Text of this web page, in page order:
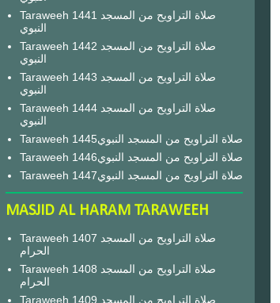
Taraweeh 1441 صلاة التراويح من المسجد
النبوي
Taraweeh 1442 صلاة التراويح من المسجد
النبوي
Taraweeh 1443 صلاة التراويح من المسجد
النبوي
Taraweeh 1444 صلاة التراويح من المسجد
النبوي
Taraweeh 1445صلاة التراويح من المسجد النبوي
Taraweeh 1446صلاة التراويح من المسجد النبوي
Taraweeh 1447صلاة التراويح من المسجد النبوي
MASJID AL HARAM TARAWEEH
Taraweeh 1407 صلاة التراويح من المسجد
الحرام
Taraweeh 1408 صلاة التراويح من المسجد
الحرام
Taraweeh 1409 صلاة التراويح من المسجد